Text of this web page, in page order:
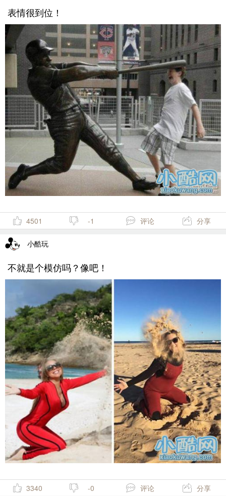
表情很到位！
4501 -1 评论 分享
小酷玩
不就是个模仿吗？像吧！
3340 -0 评论 分享